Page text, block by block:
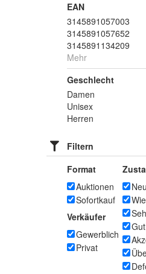
EAN
3145891057003
3145891057652
3145891134209
Mehr
Geschlecht
Damen
Unisex
Herren
Filtern
Format
Auktionen
Sofortkauf
Verkäufer
Gewerblich
Privat
Neu
Gut